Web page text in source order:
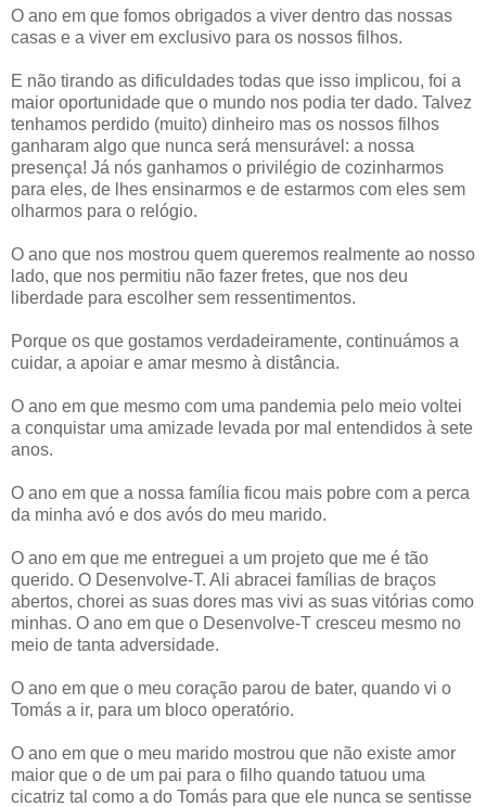
O ano em que fomos obrigados a viver dentro das nossas
casas e a viver em exclusivo para os nossos filhos.
E não tirando as dificuldades todas que isso implicou, foi a
maior oportunidade que o mundo nos podia ter dado. Talvez
tenhamos perdido (muito) dinheiro mas os nossos filhos
ganharam algo que nunca será mensurável: a nossa
presença! Já nós ganhamos o privilégio de cozinharmos
para eles, de lhes ensinarmos e de estarmos com eles sem
olharmos para o relógio.
O ano que nos mostrou quem queremos realmente ao nosso
lado, que nos permitiu não fazer fretes, que nos deu
liberdade para escolher sem ressentimentos.
Porque os que gostamos verdadeiramente, continuámos a
cuidar, a apoiar e amar mesmo à distância.
O ano em que mesmo com uma pandemia pelo meio voltei
a conquistar uma amizade levada por mal entendidos à sete
anos.
O ano em que a nossa família ficou mais pobre com a perca
da minha avó e dos avós do meu marido.
O ano em que me entreguei a um projeto que me é tão
querido. O Desenvolve-T. Ali abracei famílias de braços
abertos, chorei as suas dores mas vivi as suas vitórias como
minhas. O ano em que o Desenvolve-T cresceu mesmo no
meio de tanta adversidade.
O ano em que o meu coração parou de bater, quando vi o
Tomás a ir, para um bloco operatório.
O ano em que o meu marido mostrou que não existe amor
maior que o de um pai para o filho quando tatuou uma
cicatriz tal como a do Tomás para que ele nunca se sentisse